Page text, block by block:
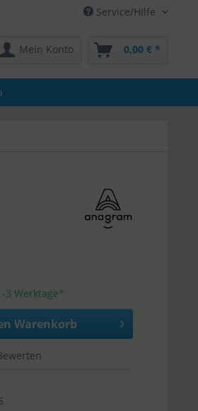
Service/Hilfe
Mein Konto 0,00 € *
3 Werktage*
Warenkorb